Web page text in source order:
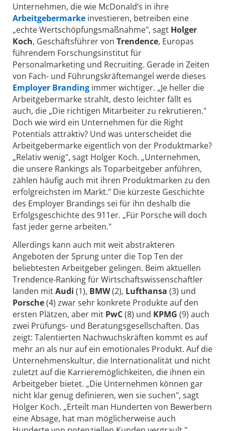
Unternehmen, die wie McDonald‘s in ihre
Arbeitgebermarke investieren, betreiben eine
„echte Wertschöpfungsmaßnahme", sagt Holger
Koch, Geschäftsführer von Trendence, Europas
führendem Forschungsinstitut für
Personalmarketing und Recruiting. Gerade in Zeiten
von Fach- und Führungskräftemangel werde dieses
Employer Branding immer wichtiger. „Je heller die
Arbeitgebermarke strahlt, desto leichter fällt es
auch, die „Die richtigen Mitarbeiter zu rekrutieren."
Doch wie wird ein Unternehmen für die Right
Potentials attraktiv? Und was unterscheidet die
Arbeitgebermarke eigentlich von der Produktmarke?
„Relativ wenig", sagt Holger Koch. „Unternehmen,
die unsere Rankings als Toparbeitgeber anführen,
zählen häufig auch mit ihren Produktmarken zu den
erfolgreichsten im Markt." Die kürzeste Geschichte
des Employer Brandings sei für ihn deshalb die
Erfolgsgeschichte des 911er. „Für Porsche will doch
fast jeder gerne arbeiten."
Allerdings kann auch mit weit abstrakteren
Angeboten der Sprung unter die Top Ten der
beliebtesten Arbeitgeber gelingen. Beim aktuellen
Trendence-Ranking für Wirtschaftswissenschaftler
landen mitAudi (1), BMW(2), Lufthansa (3) und
Porsche(4) zwar sehr konkrete Produkte auf den
ersten Plätzen, aber mit PwC(8) und KPMG (9) auch
zwei Prüfungs- und Beratungsgesellschaften. Das
zeigt: Talentierten Nachwuchskräften kommt es auf
mehr an als nur auf ein emotionales Produkt. Auf die
Unternehmenskultur, die Internationalität und nicht
zuletzt auf die Karrieremöglichkeiten, die ihnen ein
Arbeitgeber bietet. „Die Unternehmen können gar
nicht klar genug definieren, wen sie suchen", sagt
Holger Koch. „Erteilt man Hunderten von Bewerbern
eine Absage, hat man möglicherweise auch